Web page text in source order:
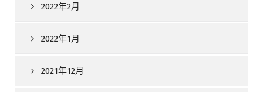
2022年2月
2022年1月
2021年12月